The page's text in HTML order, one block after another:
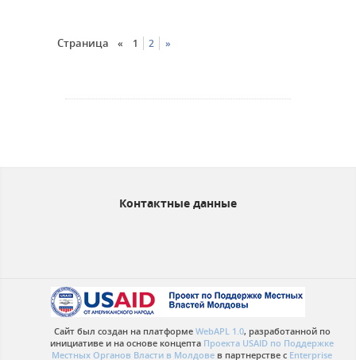
Страница « 1 2 »
Контактные данные
Сайт был создан на платформе WebAPL 1.0, разработанной по
инициативе и на основе концепта Проекта USAID по Поддержке
Местных Органов Власти в Молдове в партнерстве с Enterprise